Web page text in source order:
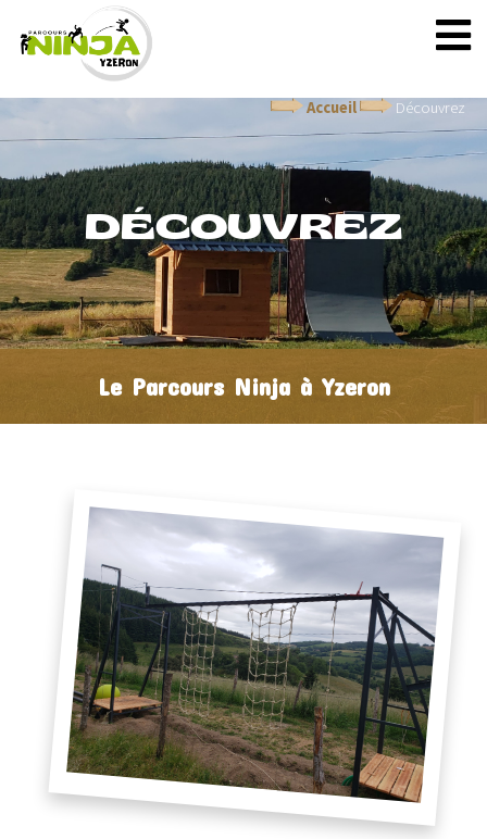
Accueil Découvrez
DÉCOUVREZ
Le Parcours Ninja à Yzeron